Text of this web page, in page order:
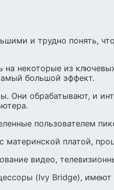
и трудно понять,
на некоторые из
большой эффект.
Они обрабатывают, и
пользователем
материнской платой,
видео,
(Ivy Bridge), имеют